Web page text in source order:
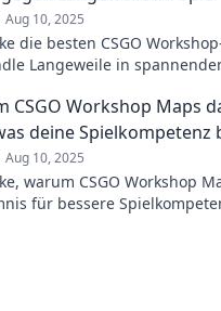
Aug 10, 2025
die besten CSGO
Langeweile in
CSGO Workshop Maps
deine Spielkompetenz
Aug 10, 2025
warum CSGO Workshop
für bessere